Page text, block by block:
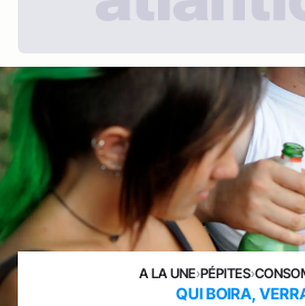
A LA UNE›PÉPITES›
QUI BOIRA,